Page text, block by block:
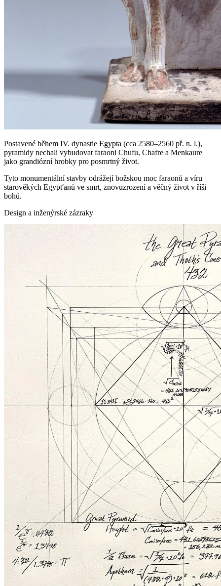
Postavené během IV. dynastie Egypta (cca 2580–2560 př. n. l.),
pyramidy nechali vybudovat faraoni Chufu, Chafre a Menkaure
jako grandiózní hrobky pro posmrtný život.
Tyto monumentální stavby odrážejí božskou moc faraonů a víru
starověkých Egypťanů ve smrt, znovuzrození a věčný život v říši
bohů.
Design a inženýrské zázraky